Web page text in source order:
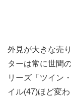
外見が大きな売
ターは常に世間
リーズ「ツイン
イル(47)ほど変